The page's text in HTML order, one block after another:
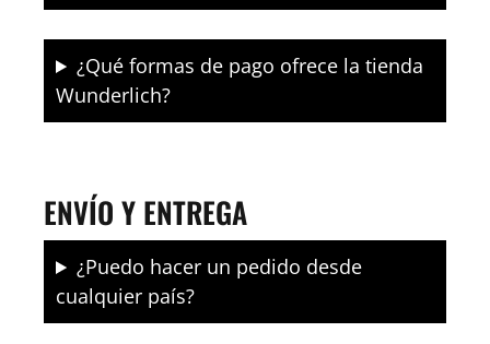
¿Qué formas de pago ofrece la tienda
Wunderlich?
ENVÍO Y ENTREGA
¿Puedo hacer un pedido desde
cualquier país?